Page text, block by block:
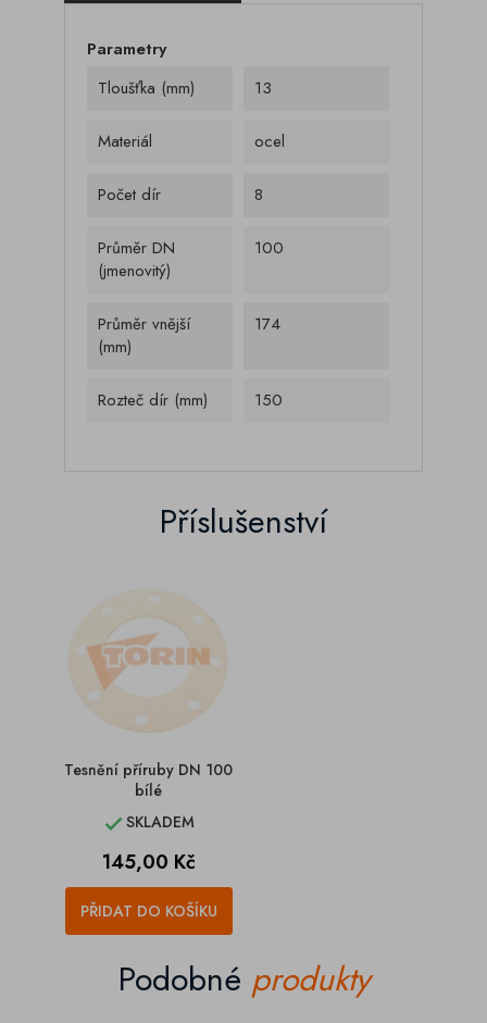
Parametry
Tloušťka (mm)
13
Materiál ocel
Počet dír 8
Průměr DN
(jmenovitý)
100
Průměr vnější
(mm)
174
Rozteč dír (mm) 150
Příslušenství
Tesnění příruby DN 100
bílé
SKLADEM
Cena
145,00 Kč
PŘIDAT DO KOŠÍKU
Podobné produkty